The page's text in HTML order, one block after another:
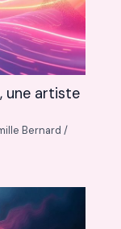
une artiste
Bernard/